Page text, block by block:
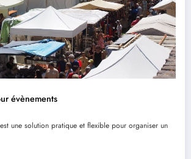
évènements
une solution pratique et flexible pour organiser un